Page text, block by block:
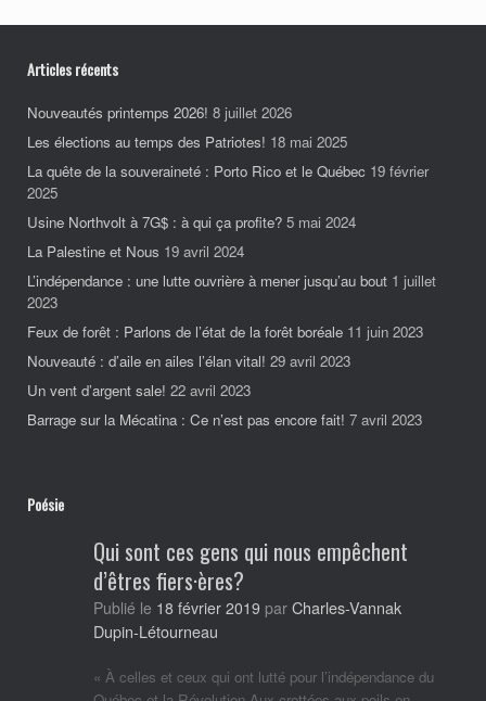
Articles récents
Nouveautés printemps 2026! 8 juillet 2026
Les élections au temps des Patriotes! 18 mai 2025
La quête de la souveraineté : Porto Rico et le Québec 19 février
2025
Usine Northvolt à 7G$ : à qui ça profite? 5 mai 2024
La Palestine et Nous 19 avril 2024
L’indépendance : une lutte ouvrière à mener jusqu’au bout 1 juillet
2023
Feux de forêt : Parlons de l’état de la forêt boréale 11 juin 2023
Nouveauté : d’aile en ailes l’élan vital! 29 avril 2023
Un vent d’argent sale! 22 avril 2023
Barrage sur la Mécatina : Ce n’est pas encore fait! 7 avril 2023
Poésie
Qui sont ces gens qui nous empêchent
d’êtres fiers·ères?
Publié le 18 février 2019 par Charles-Vannak
Dupin-Létourneau
« À celles et ceux qui ont lutté pour l’indépendance du